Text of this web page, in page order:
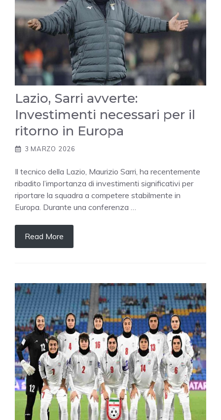
Lazio, Sarri avverte:
Investimenti necessari per il
ritorno in Europa
3 MARZO 2026
Il tecnico della Lazio, Maurizio Sarri, ha recentemente
ribadito l’importanza di investimenti significativi per
riportare la squadra a competere stabilmente in
Europa. Durante una conferenza …
Read More